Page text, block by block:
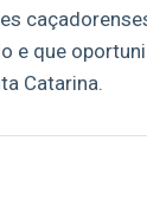
e que
Catarina.